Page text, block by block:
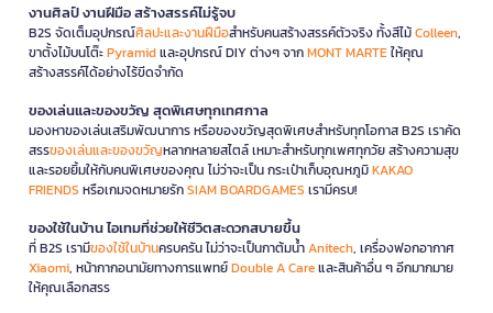
งานศิลป์ งานฝีมือ สร้างสรรค์ไม่รู้จบ
B2S จัดเต็มอุปกรณ์ศิลปะและงานฝีมือสำหรับคนสร้างสรรค์ตัวจริง ทั้งสีไม้Colleen,
ขาตั้งไม้บนโต๊ะPyramidและอุปกรณ์ DIY ต่างๆ จากMONT MARTEให้คุณ
สร้างสรรค์ได้อย่างไร้ขีดจำกัด
ของเล่นและของขวัญ สุดพิเศษทุกเทศกาล
มองหาของเล่นเสริมพัฒนาการ หรือของขวัญสุดพิเศษสำหรับทุกโอกาส B2S เราคัด
สรรของเล่นและของขวัญหลากหลายสไตล์ เหมาะสำหรับทุกเพศทุกวัย สร้างความสุข
และรอยยิ้มให้กับคนพิเศษของคุณ ไม่ว่าจะเป็น กระเป๋าเก็บอุณหภูมิKAKAO
FRIENDS หรือเกมจดหมายรักSIAM BOARDGAMES เรามีครบ!
ของใช้ในบ้าน ไอเทมที่ช่วยให้ชีวิตสะดวกสบายขึ้น
ที่ B2S เรามีของใช้ในบ้านครบครัน ไม่ว่าจะเป็นกาต้มน้ำAnitech, เครื่องฟอกอากาศ
Xiaomi, หน้ากากอนามัยทางการแพทย์Double A Careและสินค้าอื่น ๆ อีกมากมาย
ให้คุณเลือกสรร